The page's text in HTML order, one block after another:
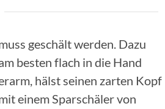
geschält werden. Dazu
besten flach in die Hand
hälst seinen zarten Kopf
einem Sparschäler von